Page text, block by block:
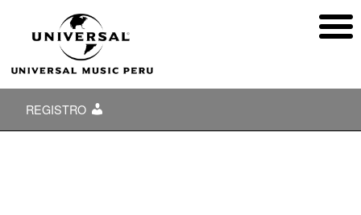
REGISTRO